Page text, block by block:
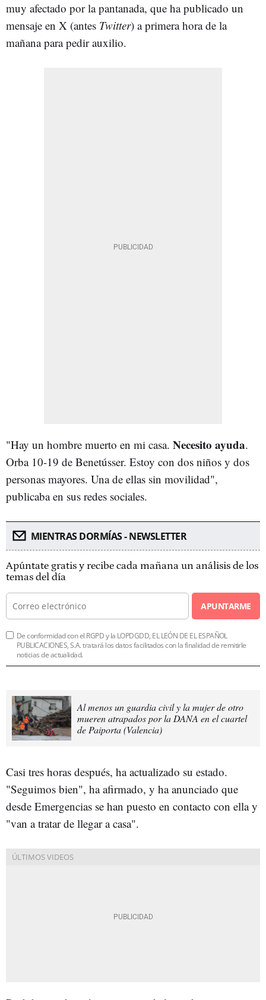
muy afectado por la pantanada, que ha publicado un
mensaje en X (antes Twitter) a primera hora de la
mañana para pedir auxilio.
"Hay un hombre muerto en mi casa. Necesito ayuda.
Orba 10-19 de Benetússer. Estoy con dos niños y dos
personas mayores. Una de ellas sin movilidad",
publicaba en sus redes sociales.
MIENTRAS DORMÍAS - NEWSLETTER
Apúntate gratis y recibe cada mañana un análisis de los
temas del día
APUNTARME
De conformidad con el RGPD y la LOPDGDD, EL LEÓN DE EL ESPAÑOL
PUBLICACIONES, S.A. tratará los datos facilitados con la finalidad de remitirle
noticias de actualidad.
Al menos un guardia civil y la mujer de otro
mueren atrapados por la DANA en el cuartel
de Paiporta (Valencia)
Casi tres horas después, ha actualizado su estado.
"Seguimos bien", ha afirmado, y ha anunciado que
desde Emergencias se han puesto en contacto con ella y
"van a tratar de llegar a casa".